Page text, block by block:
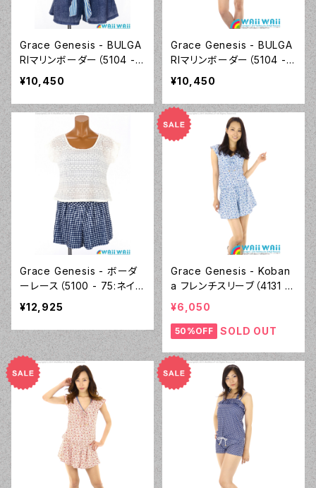
Grace Genesis - BULGA
RIマリンボーダー（5104 -
70:ブルー）
¥10,450
Grace Genesis - BULGA
RIマリンボーダー（5104 - 1
2:ピンク）
¥10,450
Grace Genesis - ボーダ
ーレース（5100 - 75:ネイビ
ーブルー）
¥12,925
Grace Genesis - Koban
a フレンチスリーブ（4131 -
70:ブルー）
¥6,050
50%OFF SOLD OUT